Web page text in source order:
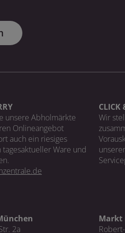
unsere Abholmärkte
Onlineangebot
auch ein riesiges
Ware und
CLICK
Wir
2a
Markt